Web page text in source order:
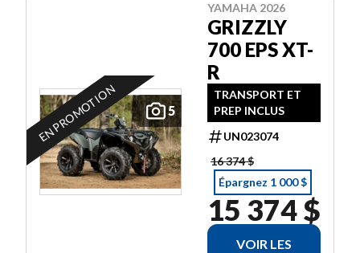
5
EN PROMOTION
YAMAHA 2026
GRIZZLY
700 EPS XT-
R
TRANSPORT ET
PREP INCLUS
UN023074
16 374 $
Épargnez 1 000 $
15 374 $
VOIR LES